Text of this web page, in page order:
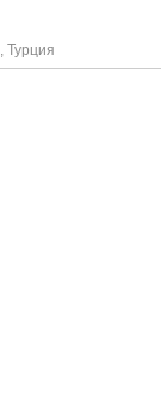
, Турция